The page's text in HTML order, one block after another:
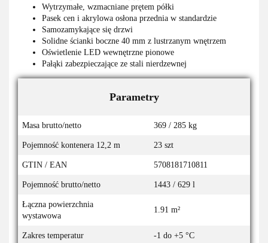
Wytrzymałe, wzmacniane prętem półki
Pasek cen i akrylowa osłona przednia w standardzie
Samozamykające się drzwi
Solidne ścianki boczne 40 mm z lustrzanym wnętrzem
Oświetlenie LED wewnętrzne pionowe
Pałąki zabezpieczające ze stali nierdzewnej
Parametry
Masa brutto/netto 369 / 285 kg
Pojemność kontenera 12,2 m 23 szt
GTIN / EAN 5708181710811
Pojemność brutto/netto 1443 / 629 l
Łączna powierzchnia
wystawowa
1.91 m²
Zakres temperatur -1 do +5 °C